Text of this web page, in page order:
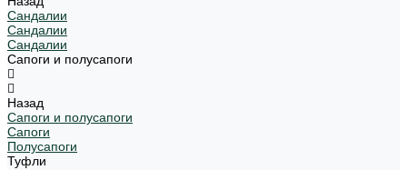
Сандалии
Сандалии
Сандалии
Сапоги и полусапоги
Назад
Сапоги и полусапоги
Сапоги
Полусапоги
Туфли